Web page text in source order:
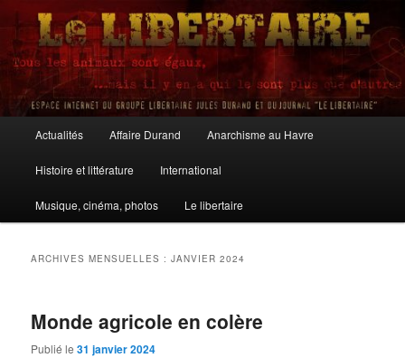
Aller
contenu
principal
Aller
contenu
secondaire
Le Libertaire
principal
Actualités Affaire Durand Anarchisme au Havre
Histoire et littérature International
Musique, cinéma, photos Le libertaire
ARCHIVES MENSUELLES :JANVIER 2024
Monde agricole en colère
Publié le31 janvier 2024